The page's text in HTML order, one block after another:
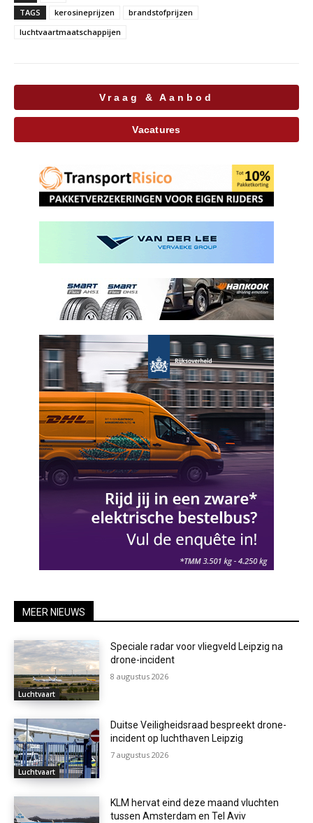
TAGS
kerosineprijzen
brandstofprijzen
luchtvaartmaatschappijen
Vraag & Aanbod
Vacatures
MEER NIEUWS
Luchtvaart
Speciale radar voor vliegveld Leipzig na
drone-incident
8 augustus 2026
Luchtvaart
Duitse Veiligheidsraad bespreekt drone-
incident op luchthaven Leipzig
7 augustus 2026
KLM hervat eind deze maand vluchten
tussen Amsterdam en Tel Aviv